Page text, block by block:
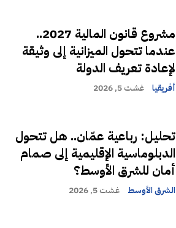
مشروع قانون المالية 2027..
عندما تتحول الميزانية إلى وثيقة
لإعادة تعريف الدولة
أفريقيا غشت 5, 2026
تحليل: رباعية عمّان.. هل تتحول
الدبلوماسية الإقليمية إلى صمام
أمان للشرق الأوسط؟
الشرق الأوسط غشت 5, 2026